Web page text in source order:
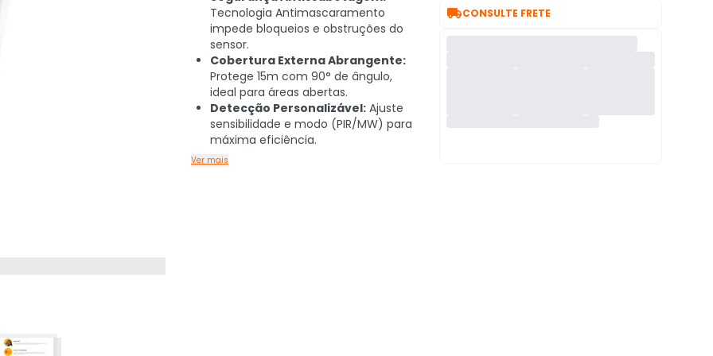
Tecnologia Antimascaramento
impede bloqueios e obstruções do
sensor.
Cobertura Externa Abrangente:
Protege 15m com 90° de ângulo,
ideal para áreas abertas.
Detecção Personalizável: Ajuste
sensibilidade e modo (PIR/MW) para
máxima eficiência.
Ver mais
CONSULTE FRETE